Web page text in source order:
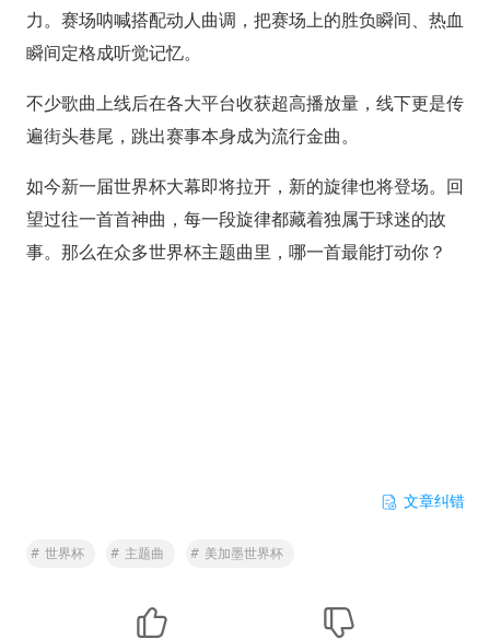
力。赛场呐喊搭配动人曲调，把赛场上的胜负瞬间、热血
瞬间定格成听觉记忆。
不少歌曲上线后在各大平台收获超高播放量，线下更是传
遍街头巷尾，跳出赛事本身成为流行金曲。
如今新一届世界杯大幕即将拉开，新的旋律也将登场。回
望过往一首首神曲，每一段旋律都藏着独属于球迷的故
事。那么在众多世界杯主题曲里，哪一首最能打动你？
文章纠错
# 世界杯 # 主题曲 # 美加墨世界杯